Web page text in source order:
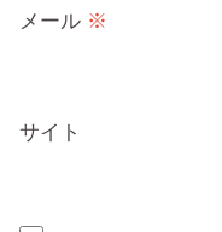
メール ※
サイト